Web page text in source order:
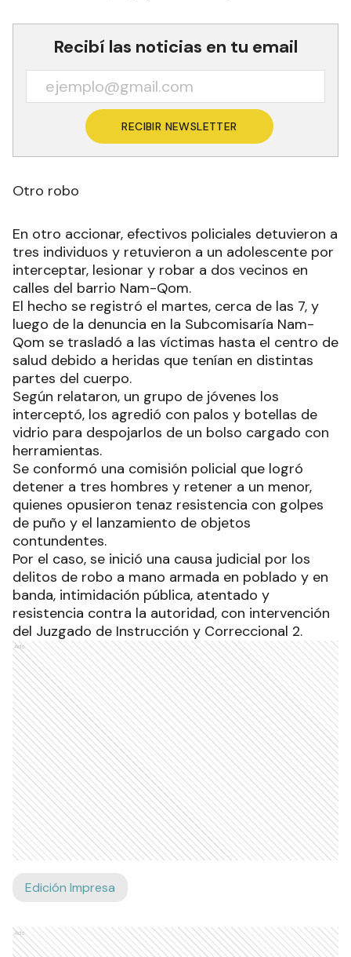
Recibí las noticias en tu email
RECIBIR NEWSLETTER
Otro robo
En otro accionar, efectivos policiales detuvieron a
tres individuos y retuvieron a un adolescente por
interceptar, lesionar y robar a dos vecinos en
calles del barrio Nam-Qom.
El hecho se registró el martes, cerca de las 7, y
luego de la denuncia en la Subcomisaría Nam-
Qom se trasladó a las víctimas hasta el centro de
salud debido a heridas que tenían en distintas
partes del cuerpo.
Según relataron, un grupo de jóvenes los
interceptó, los agredió con palos y botellas de
vidrio para despojarlos de un bolso cargado con
herramientas.
Se conformó una comisión policial que logró
detener a tres hombres y retener a un menor,
quienes opusieron tenaz resistencia con golpes
de puño y el lanzamiento de objetos
contundentes.
Por el caso, se inició una causa judicial por los
delitos de robo a mano armada en poblado y en
banda, intimidación pública, atentado y
resistencia contra la autoridad, con intervención
del Juzgado de Instrucción y Correccional 2.
Ads
Edición Impresa
Ads